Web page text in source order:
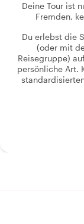
Deine Tour ist
Fremden,
Du erlebst die
(oder mit
Reisegruppe)
persönliche Art.